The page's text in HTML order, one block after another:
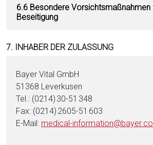
6.6 Besondere Vorsichtsmaßnahmen
Beseitigung
7. INHABER DER ZULASSUNG
Bayer Vital GmbH
51368 Leverkusen
Tel.: (0214) 30-51 348
Fax: (0214) 2605-51 603
E-Mail: medical-